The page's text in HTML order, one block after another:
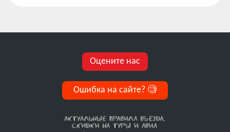
Оцените нас
Ошибка на сайте? 🧐